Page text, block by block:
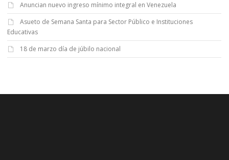
Anuncian nuevo ingreso mínimo integral en Venezuela
Asueto de Semana Santa para Sector Público e Instituciones
Educativas
18 de marzo día de júbilo nacional